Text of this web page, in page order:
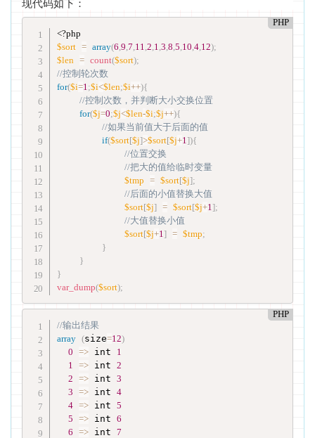
PHP
<?php
$sort = array(6,9,7,11,2,1,3,8,5,10,4,12);
$len = count($sort);
//控制轮次数
for($i=1;$i<$len;$i++){
//控制次数，并判断大小交换位置
for($j=0;$j<$len-$i;$j++){
//如果当前值大于后面的值
if($sort[$j]>$sort[$j+1]){
//位置交换
//把大的值给临时变量
$tmp
= $sort[$j];
//后面的小值替换大值
$sort[$j] = $sort[$j+1];
//大值替换小值
$sort[$j+1] = $tmp;
}
}
}
var_dump($sort);
PHP
//输出结果
array (size=12)
0
=> int 1
1
=> int 2
2
=> int 3
3
=> int 4
4 => int 5
5
=> int 6
6
=> int 7